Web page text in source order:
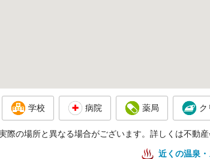
学校 病院 薬局 ク
の場所と異なる場合がございます。詳しくは不動産
近くの温泉